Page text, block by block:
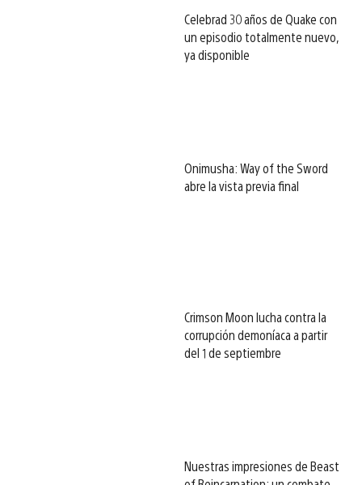
Celebrad 30 años de Quake con
un episodio totalmente nuevo,
ya disponible
Onimusha: Way of the Sword
abre la vista previa final
Crimson Moon lucha contra la
corrupción demoníaca a partir
del 1 de septiembre
Nuestras impresiones de Beast